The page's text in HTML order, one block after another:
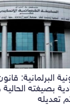
البرلمانية:
بصيغته
تعديله